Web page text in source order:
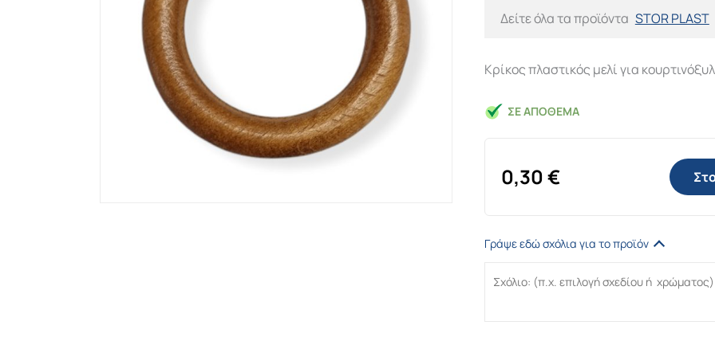
Δείτε όλα τα προϊόντα STOR PLAST
Κρίκος πλαστικός μελί για
ΣΕ ΑΠΌΘΕΜΑ
0,30€
Γράψε εδώ σχόλια για το προϊόν